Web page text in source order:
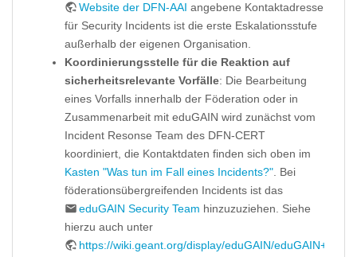
Website der DFN-AAI angebene Kontaktadresse
für Security Incidents ist die erste Eskalationsstufe
außerhalb der eigenen Organisation.
Koordinierungsstelle für die Reaktion auf
sicherheitsrelevante Vorfälle: Die Bearbeitung
eines Vorfalls innerhalb der Föderation oder in
Zusammenarbeit mit eduGAIN wird zunächst vom
Incident Resonse Team des DFN-CERT
koordiniert, die Kontaktdaten finden sich oben im
Kasten "Was tun im Fall eines Incidents?" . Bei
föderationsübergreifenden Incidents ist das
eduGAIN Security Team hinzuzuziehen. Siehe
hierzu auch unter
https://wiki.geant.org/display/eduGAIN/